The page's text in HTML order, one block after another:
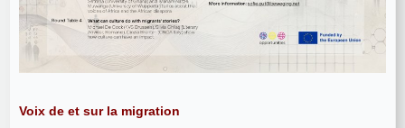
Voix de et sur la migration